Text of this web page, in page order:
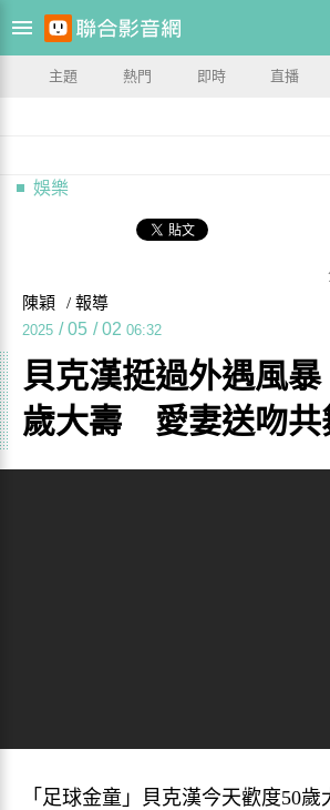
主題 熱門 即時 直播
娛樂
陳穎 / 報導
2025 / 05 / 02 06:32
貝克漢挺過外遇風暴
歲大壽 愛妻送吻共
「足球金童」貝克漢今天歡度50